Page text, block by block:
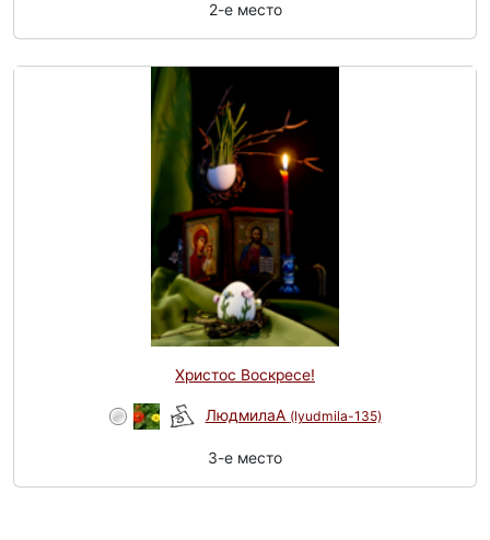
2-e место
Христос Воскресе!
ЛюдмилаА (lyudmila-135)
3-e место